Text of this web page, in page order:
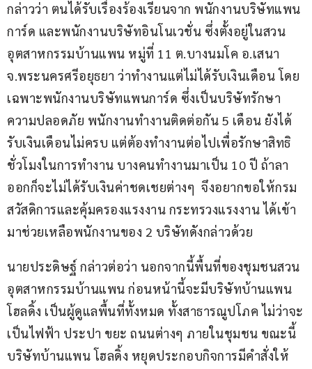
กล่าวว่า ตนได้รับเรื่องร้องเรียนจาก พนักงานบริษัทแพน
การ์ด และพนักงานบริษัทอินโนเวชั่น ซึ่งตั้งอยู่ในสวน
อุตสาหกรรมบ้านแพน หมู่ที่ 11 ต.บางนมโค อ.เสนา
จ.พระนครศรีอยุธยา ว่าทํางานแต่ไม่ได้รับเงินเดือน โดย
เฉพาะพนักงานบริษัทแพนการ์ด ซึ่งเป็นบริษัทรักษา
ความปลอดภัย พนักงานทํางานติดต่อกัน 5 เดือน ยังได้
รับเงินเดือนไม่ครบ แต่ต้องทํางานต่อไปเพื่อรักษาสิทธิ
ชั่วโมงในการทํางาน บางคนทํางานมาเป็น 10 ปี ถ้าลา
ออกก็จะไม่ได้รับเงินค่าชดเชยต่างๆ  จึงอยากขอให้กรม
สวัสดิการและคุ้มครองแรงงาน กระทรวงแรงงาน ได้เข้า
มาช่วยเหลือพนักงานของ 2 บริษัทดังกล่าวด้วย
นายประดิษฐ์ กล่าวต่อว่า นอกจากนี้พื้นที่ของชุมชนสวน
อุตสาหกรรมบ้านแพน ก่อนหน้านี้จะมีบริษัทบ้านแพน
โฮลดิ้ง เป็นผู้ดูแลพื้นที่ทั้งหมด ทั้งสาธารณูปโภค ไม่ว่าจะ
เป็นไฟฟ้า ประปา ขยะ ถนนต่างๆ ภายในชุมชน ขณะนี้
บริษัทบ้านแพน โฮลดิ้ง หยุดประกอบกิจการมีคําสั่งให้